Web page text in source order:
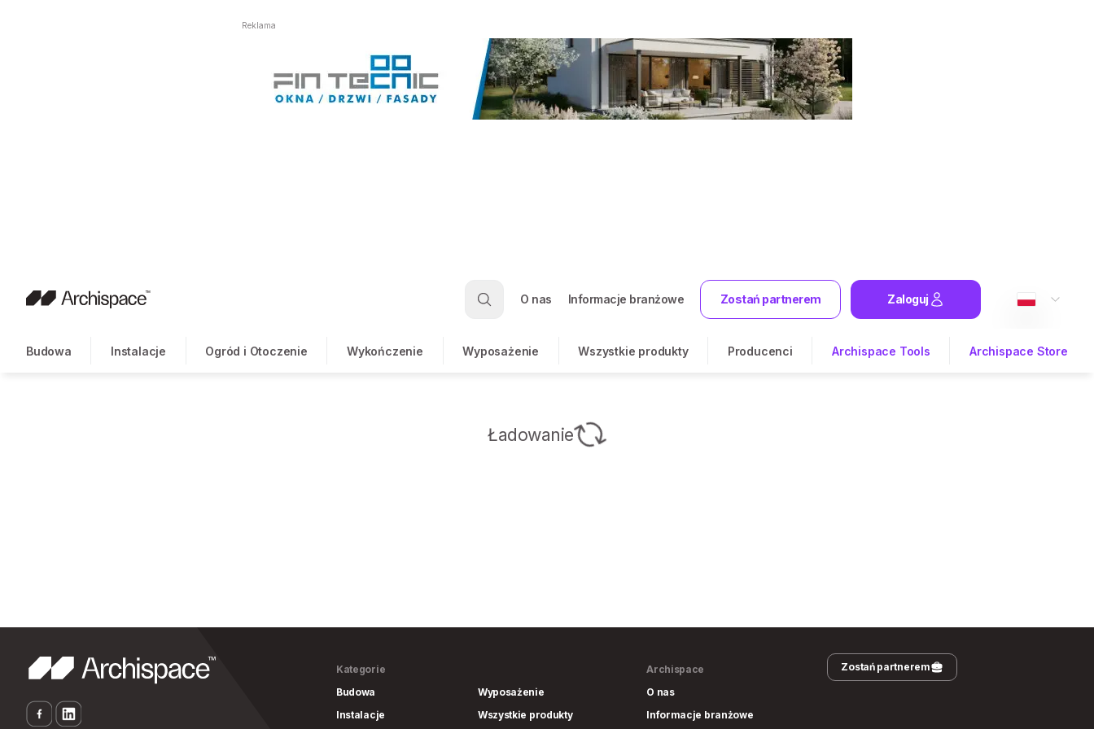
Reklama
O nas Informacje branżowe Zostań partnerem Zaloguj
Budowa Instalacje Ogród i Otoczenie Wykończenie Wyposażenie Wszystkie produkty Producenci Archispace Tools Archispace Store
Ładowanie
Kategorie
Budowa
Instalacje
Wyposażenie
Wszystkie produkty
Archispace
O nas
Informacje branżowe
Zostań partnerem